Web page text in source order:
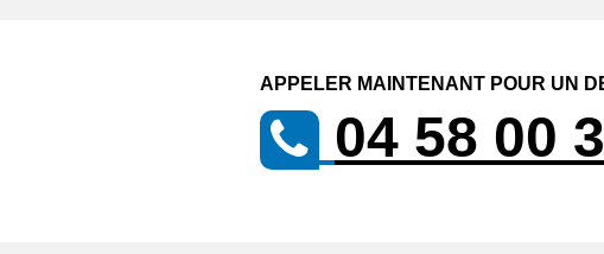
APPELER MAINTENANT POUR UN
04 58 00